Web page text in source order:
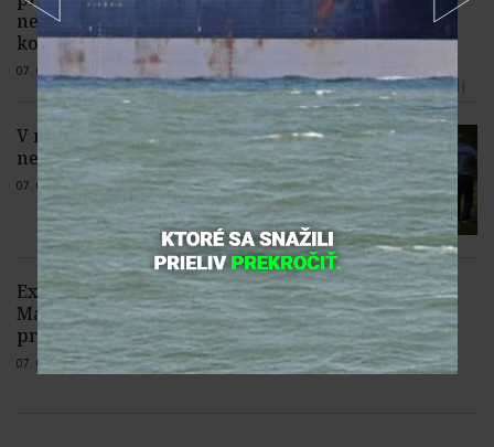
nezruší diskriminačné hraničné
kontroly španielskych občanov
07. 08. 2026 | 5 komentárov
V rybníku Zlatná v Kežmarku našli telo
nezvestného 39-ročného muža
07. 08. 2026 | 1 komentár
Export elektriny zo Slovenska do
Maďarska v niektorých hodinách
presiahol 2,5 GW
07. 08. 2026 | 3 komentáre